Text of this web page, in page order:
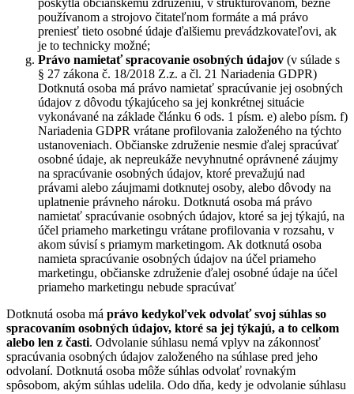
používanom a strojovo čitateľnom formáte a má právo
preniesť tieto osobné údaje ďalšiemu prevádzkovateľovi, ak
je to technicky možné;
Právo namietať spracovanie osobných údajov (v súlade s
§ 27 zákona č. 18/2018 Z.z. a čl. 21 Nariadenia GDPR)
Dotknutá osoba má právo namietať spracúvanie jej osobných
údajov z dôvodu týkajúceho sa jej konkrétnej situácie
vykonávané na základe článku 6 ods. 1 písm. e) alebo písm. f)
Nariadenia GDPR vrátane profilovania založeného na týchto
ustanoveniach. Občianske združenie nesmie ďalej spracúvať
osobné údaje, ak nepreukáže nevyhnutné oprávnené záujmy
na spracúvanie osobných údajov, ktoré prevažujú nad
právami alebo záujmami dotknutej osoby, alebo dôvody na
uplatnenie právneho nároku. Dotknutá osoba má právo
namietať spracúvanie osobných údajov, ktoré sa jej týkajú, na
účel priameho marketingu vrátane profilovania v rozsahu, v
akom súvisí s priamym marketingom. Ak dotknutá osoba
namieta spracúvanie osobných údajov na účel priameho
marketingu, občianske združenie ďalej osobné údaje na účel
priameho marketingu nebude spracúvať
Dotknutá osoba má právo kedykoľvek odvolať svoj súhlas so
spracovaním osobných údajov, ktoré sa jej týkajú, a to celkom
alebo len z časti. Odvolanie súhlasu nemá vplyv na zákonnosť
spracúvania osobných údajov založeného na súhlase pred jeho
odvolaní. Dotknutá osoba môže súhlas odvolať rovnakým
spôsobom, akým súhlas udelila. Odo dňa, kedy je odvolanie súhlasu